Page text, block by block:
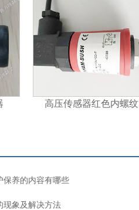
高压传感器红色内螺纹
保养的内容有哪些
现象及解决方法